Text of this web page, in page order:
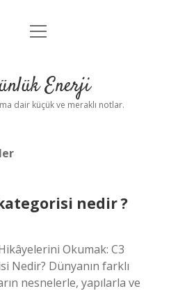
Anasayfa
Yasal Uyarı
menüyü
Enerji
dair küçük ve meraklı notlar.
nedir ?
Okumak: C3
Nedir? Dünyanın farklı
nesnelerle, yapılarla ve